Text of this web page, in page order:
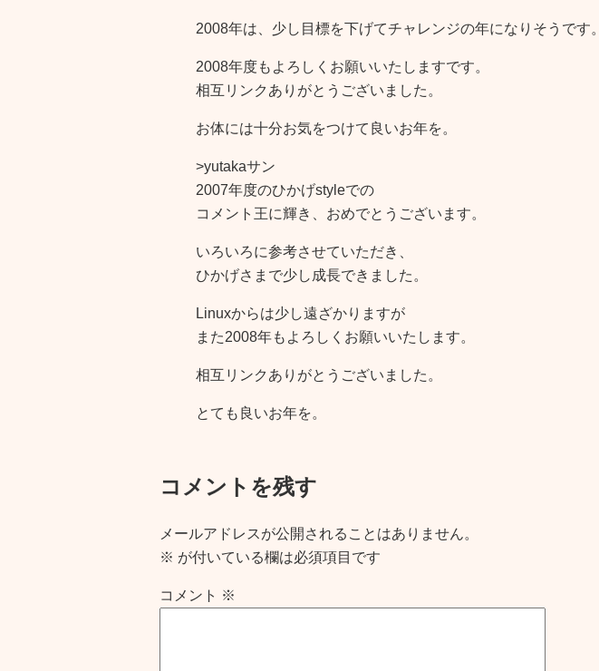
2008年は、少し目標を下げてチャレンジの年になりそうです。
2008年度もよろしくお願いいたしますです。
相互リンクありがとうございました。
お体には十分お気をつけて良いお年を。
>yutakaサン
2007年度のひかげstyleでの
コメント王に輝き、おめでとうございます。
いろいろに参考させていただき、
ひかげさまで少し成長できました。
Linuxからは少し遠ざかりますが
また2008年もよろしくお願いいたします。
相互リンクありがとうございました。
とても良いお年を。
コメントを残す
メールアドレスが公開されることはありません。
※ が付いている欄は必須項目です
コメント ※